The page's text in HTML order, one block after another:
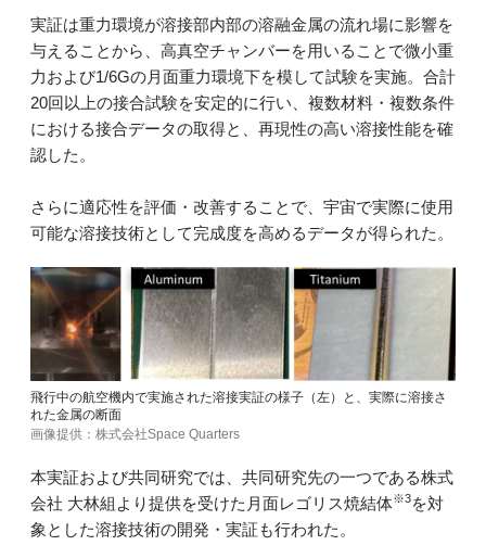
実証は重力環境が溶接部内部の溶融金属の流れ場に影響を
与えることから、高真空チャンバーを用いることで微小重
力および1/6Gの月面重力環境下を模して試験を実施。合計
20回以上の接合試験を安定的に行い、複数材料・複数条件
における接合データの取得と、再現性の高い溶接性能を確
認した。
さらに適応性を評価・改善することで、宇宙で実際に使用
可能な溶接技術として完成度を高めるデータが得られた。
飛行中の航空機内で実施された溶接実証の様子（左）と、実際に溶接さ
れた金属の断面
画像提供：株式会社Space Quarters
本実証および共同研究では、共同研究先の一つである株式
会社 大林組より提供を受けた月面レゴリス焼結体※3を対
象とした溶接技術の開発・実証も行われた。